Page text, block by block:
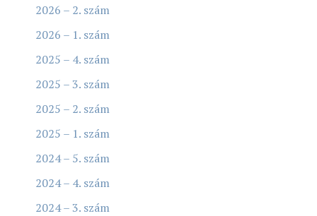
2026 – 2. szám
2026 – 1. szám
2025 – 4. szám
2025 – 3. szám
2025 – 2. szám
2025 – 1. szám
2024 – 5. szám
2024 – 4. szám
2024 – 3. szám